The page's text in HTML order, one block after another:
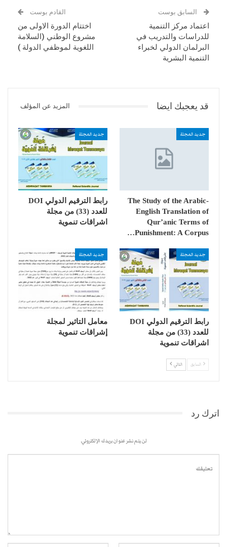
السابق بوست
اعتماد مركز التنمية
للدراسات والتدريب في
البرلمان الدولي لخبراء
التنمية البشرية
القادم بوست
اختتام الدورة الاولى من
مشروع الوطني (السلامة
اللغوية لموظفي الدولة )
قد يعجبك ايضا المزيد عن المؤلف
جديد المجلة
The Study of the Arabic-
English Translation of
Qur’anic Terms of
Punishment: A Corpus…
جديد المجلة
رابط الترقيم الدولي DOI
للعدد (33) من مجلة
اشراقات تنموية
جديد المجلة
رابط الترقيم الدولي DOI
للعدد (33) من مجلة
اشراقات تنموية
جديد المجلة
معامل التاثير لمجلة
إشراقات تنموية
السابق التالي
اترك رد
لن يتم نشر عنوان بريدك الإلكتروني.